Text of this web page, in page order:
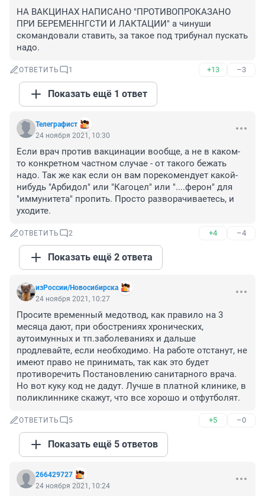
НА ВАКЦИНАХ НАПИСАНО "ПРОТИВОПРОКАЗАНО
ПРИ БЕРЕМЕННГСТИ И ЛАКТАЦИИ" а чинуши
скомандовали ставить, за такое под трибунал пускать
надо.
ОТВЕТИТЬ 1 +13 –3
Показать ещё 1 ответ
Телеграфист
24 ноября 2021, 10:30
Если врач против вакцинации вообще, а не в каком-
то конкретном частном случае - от такого бежать
надо. Так же как если он вам порекомендует какой-
нибудь "Арбидол" или "Кагоцел" или "....ферон" для
"иммунитета" пропить. Просто разворачиваетесь, и
уходите.
ОТВЕТИТЬ 2 +4 –4
Показать ещё 2 ответа
изРоссии/Новосибирска
24 ноября 2021, 10:27
Просите временный медотвод, как правило на 3
месяца дают, при обострениях хронических,
аутоимунных и тп.заболеваниях и дальше
продлевайте, если необходимо. На работе отстанут, не
имеют право не принимать, так как это будет
противоречить Постановлению санитарного врача.
Но вот куку код не дадут. Лучше в платной клинике, в
поликлиннике скажут, что все хорошо и отфутболят.
ОТВЕТИТЬ 5 +5 –0
Показать ещё 5 ответов
266429727
24 ноября 2021, 10:24